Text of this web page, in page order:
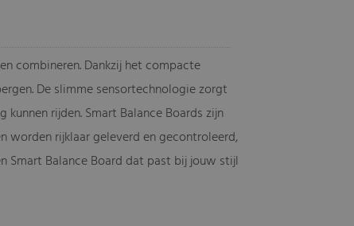
combineren. Dankzij het compacte
De slimme sensortechnologie zorgt
rijden. Smart Balance Boards zijn
worden rijklaar geleverd en gecontroleerd,
Smart Balance Board dat past bij jouw stijl